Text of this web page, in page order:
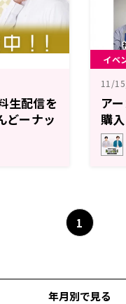
生配信を
どーナッ
イベ
11/
ア
購
内
テ
1
年月別で見る